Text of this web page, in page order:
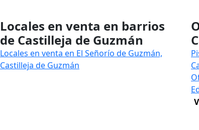
Locales en venta en barrios
de Castilleja de Guzmán
Locales en venta en El Señorío de Guzmán,
Castilleja de Guzmán